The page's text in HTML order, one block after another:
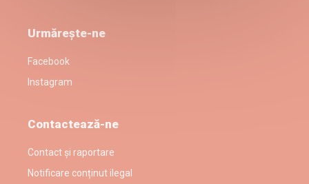
Urmărește-ne
Facebook
Instagram
Contactează-ne
Contact și raportare
Notificare conținut ilegal